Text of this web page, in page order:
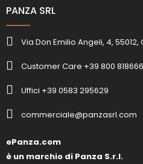
PANZA SRL
Via Don Emilio Angeli, 4,
Customer Care +39 800 818666
Uffici +39 0583 295629
commerciale@panzasrl.com
ePanza.com
è un marchio di Panza S.r.l.